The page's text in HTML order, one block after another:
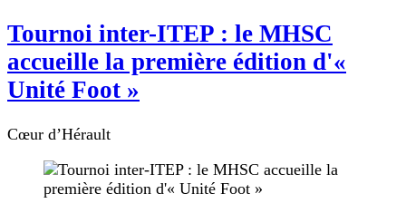
Tournoi inter-ITEP : le MHSC
accueille la première édition d'«
Unité Foot »
Cœur d’Hérault